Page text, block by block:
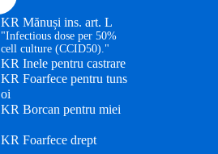
KR Mănuși ins. art. L
"Infectious dose per 50%
cell culture (CCID50)."
KR Inele pentru castrare
KR Foarfece pentru tuns
oi
KR Borcan pentru miei
KR Foarfece drept